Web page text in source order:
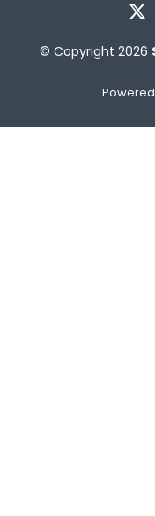
© Copyright 2026